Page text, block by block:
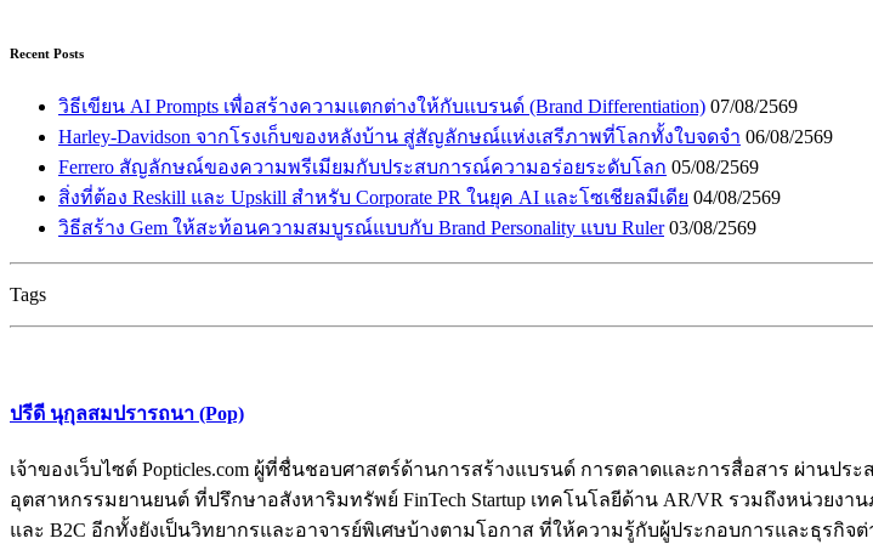
Recent Posts
วิธีเขียน AI Prompts เพื่อสร้างความแตกต่างให้กับแบรนด์ (Brand Differentiation) 07/08/2569
Harley-Davidson จากโรงเก็บของหลังบ้าน สู่สัญลักษณ์แห่งเสรีภาพที่โลกทั้งใบจดจำ 06/08/2569
Ferrero สัญลักษณ์ของความพรีเมียมกับประสบการณ์ความอร่อยระดับโลก 05/08/2569
สิ่งที่ต้อง Reskill และ Upskill สำหรับ Corporate PR ในยุค AI และโซเชียลมีเดีย 04/08/2569
วิธีสร้าง Gem ให้สะท้อนความสมบูรณ์แบบกับ Brand Personality แบบ Ruler 03/08/2569
Tags
ปรีดี นุกุลสมปรารถนา (Pop)
เจ้าของเว็บไซต์ Popticles.com ผู้ที่ชื่นชอบศาสตร์ด้านการสร้างแบรนด์ การตลาดและการสื่อสาร ผ่าน
อุตสาหกรรมยานยนต์ ที่ปรึกษาอสังหาริมทรัพย์ FinTech Startup เทคโนโลยีด้าน AR/VR รวมถึงหน่วยง
และ B2C อีกทั้งยังเป็นวิทยากรและอาจารย์พิเศษบ้างตามโอกาส ที่ให้ความรู้กับผู้ประกอบการและธุรกิจต่